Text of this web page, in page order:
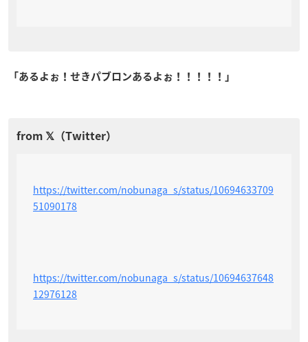
「あるよぉ！せきパブロンあるよぉ！！！！！」
https://twitter.com/nobunaga_s/status/10694633709
51090178
https://twitter.com/nobunaga_s/status/10694637648
12976128